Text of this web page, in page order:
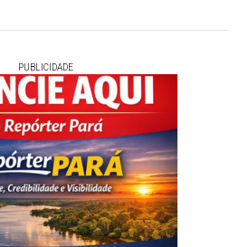
PUBLICIDADE